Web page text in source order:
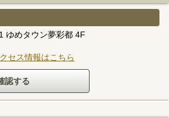
ゆめタウン夢彩都 4F
セス情報はこちら